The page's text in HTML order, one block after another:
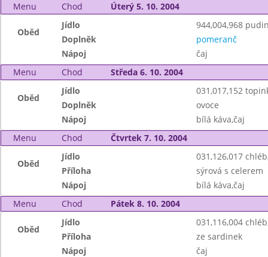
Menu
Chod Úterý 5. 10. 2004
Oběd
Jídlo
944,004,968
Doplněk
pomeranč
Nápoj
čaj
Menu
Chod Středa 6. 10. 2004
Oběd
Jídlo
031,017,152
Doplněk
ovoce
Nápoj
bílá káva,čaj
Menu
Chod Čtvrtek 7. 10. 2004
Oběd
Jídlo
031,126,017
Příloha
sýrová s celerem
Nápoj
bílá káva,čaj
Menu
Chod Pátek 8. 10. 2004
Oběd
Jídlo
031,116,004
Příloha
ze sardinek
Nápoj
čaj